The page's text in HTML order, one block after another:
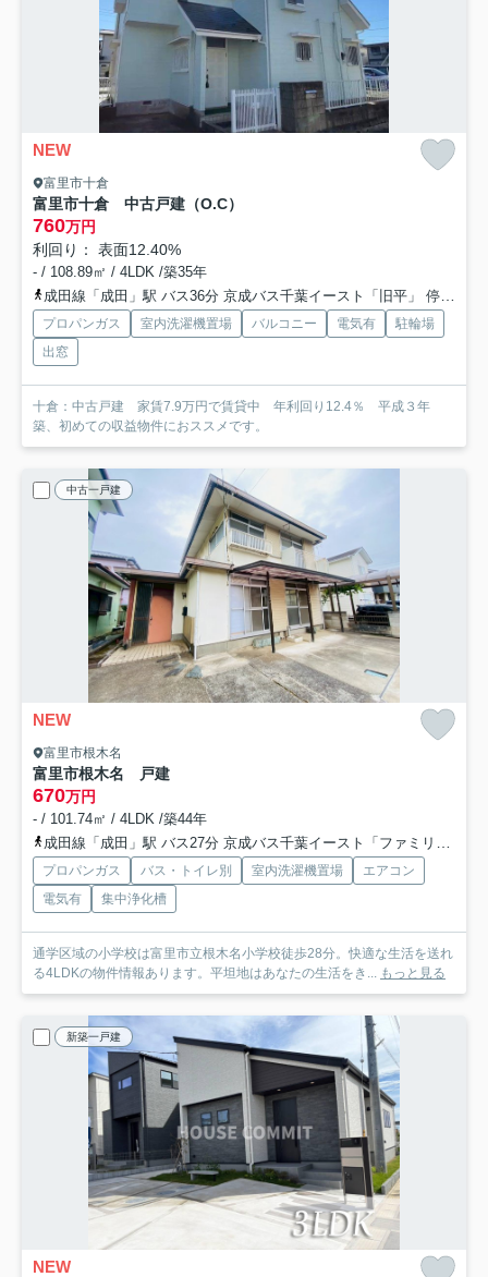
NEW
富里市十倉
富里市十倉 中古戸建（O.C）
760万円
利回り： 表面12.40%
- / 108.89㎡ / 4LDK /築35年
成田線「成田」駅 バス36分 京成バス千葉イースト「旧平」 停歩6分
プロパンガス 室内洗濯機置場 バルコニー 電気有
駐輪場
出窓
十倉：中古戸建 家賃7.9万円で賃貸中 年利回り12.4％ 平成３年
築、初めての収益物件におススメです。
中古一戸建
NEW
富里市根木名
富里市根木名 戸建
670万円
- / 101.74㎡ / 4LDK /築44年
成田線「成田」駅 バス27分 京成バス千葉イースト「ファミリータウン入口（千葉県）」 停歩12分
プロパンガス バス・トイレ別 室内洗濯機置場
エアコン
電気有
集中浄化槽
通学区域の小学校は富里市立根木名小学校徒歩28分。快適な生活を送れ
る4LDKの物件情報あります。平坦地はあなたの生活をき...
もっと見る
新築一戸建
NEW